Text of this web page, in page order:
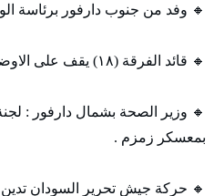
🔸 وفد من جنوب دارفور برئاسة
🔸 قائد الفرقة (١٨) يقف على الاوضاع الامنية بمحلية القطينة .
🔸 وزير الصحة بشمال دارفور :
بمعسكر زمزم .
🔸 حركة جيش تحرير السودان تدين